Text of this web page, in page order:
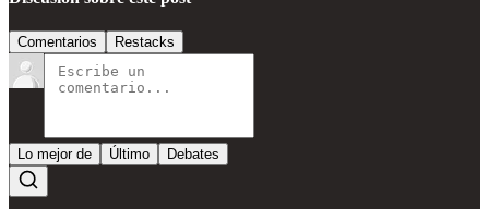
Comentarios Restacks
Lo mejor de Último Debates